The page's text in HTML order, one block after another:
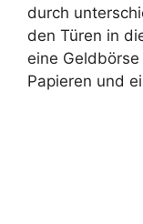
durch
den Türen in
eine
Papieren und